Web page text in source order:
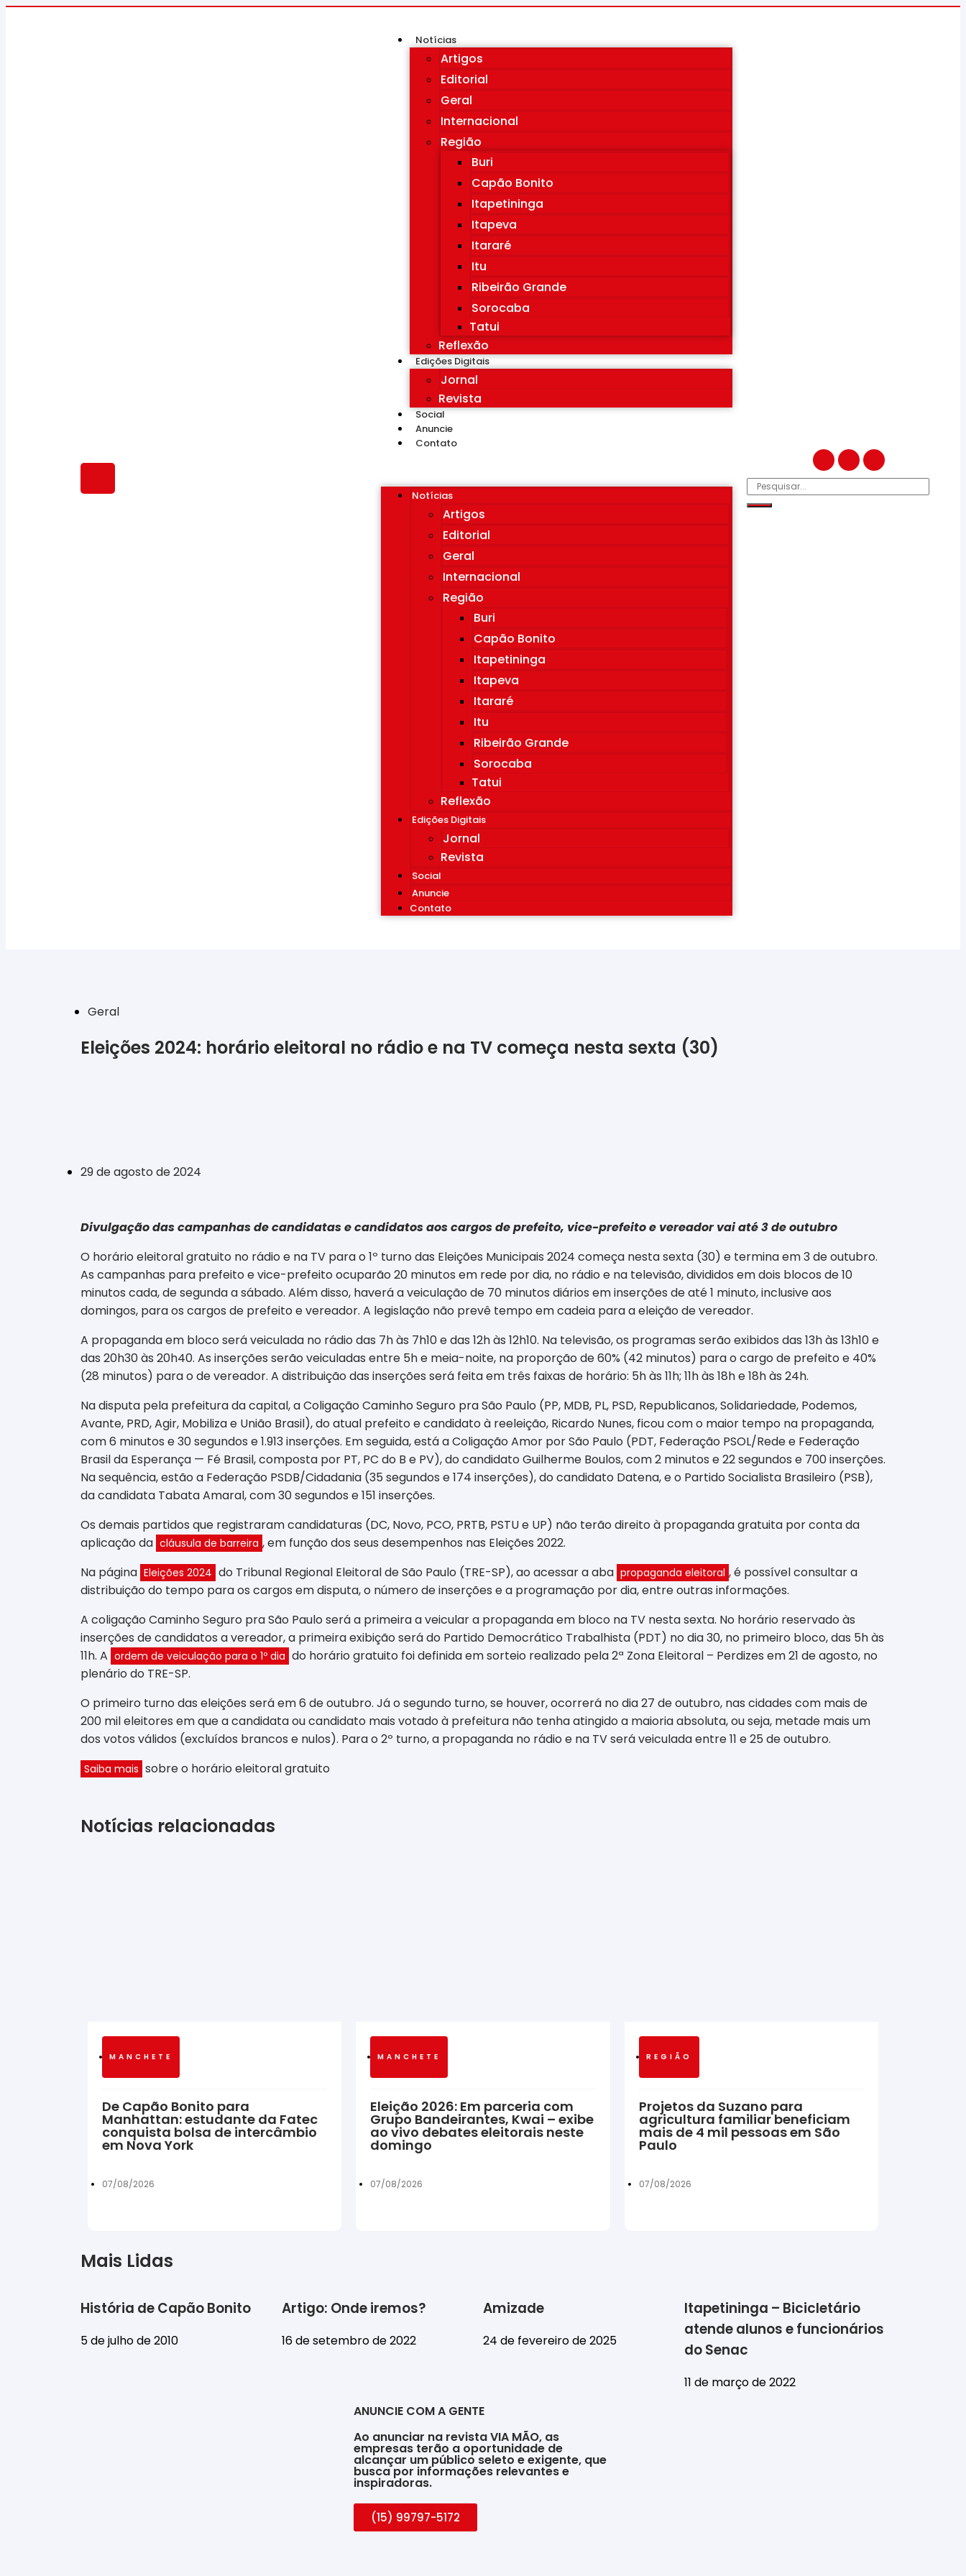
Notícias
Artigos
Editorial
Geral
Internacional
Região
Buri
Capão Bonito
Itapetininga
Itapeva
Itararé
Itu
Ribeirão Grande
Sorocaba
Tatui
Reflexão
Edições Digitais
Jornal
Revista
Social
Anuncie
Contato
Notícias
Artigos
Editorial
Geral
Internacional
Região
Buri
Capão Bonito
Itapetininga
Itapeva
Itararé
Itu
Ribeirão Grande
Sorocaba
Tatui
Reflexão
Edições Digitais
Jornal
Revista
Social
Anuncie
Contato
Geral
Eleições 2024: horário eleitoral no rádio e na TV começa nesta sexta (30)
29 de agosto de 2024
Divulgação das campanhas de candidatas e candidatos aos cargos de prefeito, vice-prefeito e vereador vai até 3 de outubro
O horário eleitoral gratuito no rádio e na TV para o 1º turno das Eleições Municipais 2024 começa nesta sexta (30) e termina em 3 de outubro.
As campanhas para prefeito e vice-prefeito ocuparão 20 minutos em rede por dia, no rádio e na televisão, divididos em dois blocos de 10
minutos cada, de segunda a sábado. Além disso, haverá a veiculação de 70 minutos diários em inserções de até 1 minuto, inclusive aos
domingos, para os cargos de prefeito e vereador. A legislação não prevê tempo em cadeia para a eleição de vereador.
A propaganda em bloco será veiculada no rádio das 7h às 7h10 e das 12h às 12h10. Na televisão, os programas serão exibidos das 13h às 13h10 e
das 20h30 às 20h40. As inserções serão veiculadas entre 5h e meia-noite, na proporção de 60% (42 minutos) para o cargo de prefeito e 40%
(28 minutos) para o de vereador. A distribuição das inserções será feita em três faixas de horário: 5h às 11h; 11h às 18h e 18h às 24h.
Na disputa pela prefeitura da capital, a Coligação Caminho Seguro pra São Paulo (PP, MDB, PL, PSD, Republicanos, Solidariedade, Podemos,
Avante, PRD, Agir, Mobiliza e União Brasil), do atual prefeito e candidato à reeleição, Ricardo Nunes, ficou com o maior tempo na propaganda,
com 6 minutos e 30 segundos e 1.913 inserções. Em seguida, está a Coligação Amor por São Paulo (PDT, Federação PSOL/Rede e Federação
Brasil da Esperança — Fé Brasil, composta por PT, PC do B e PV), do candidato Guilherme Boulos, com 2 minutos e 22 segundos e 700 inserções.
Na sequência, estão a Federação PSDB/Cidadania (35 segundos e 174 inserções), do candidato Datena, e o Partido Socialista Brasileiro (PSB),
da candidata Tabata Amaral, com 30 segundos e 151 inserções.
Os demais partidos que registraram candidaturas (DC, Novo, PCO, PRTB, PSTU e UP) não terão direito à propaganda gratuita por conta da
aplicação da cláusula de barreira , em função dos seus desempenhos nas Eleições 2022.
Na página Eleições 2024 do Tribunal Regional Eleitoral de São Paulo (TRE-SP), ao acessar a aba propaganda eleitoral , é possível consultar a
distribuição do tempo para os cargos em disputa, o número de inserções e a programação por dia, entre outras informações.
A coligação Caminho Seguro pra São Paulo será a primeira a veicular a propaganda em bloco na TV nesta sexta. No horário reservado às
inserções de candidatos a vereador, a primeira exibição será do Partido Democrático Trabalhista (PDT) no dia 30, no primeiro bloco, das 5h às
11h. A ordem de veiculação para o 1º dia do horário gratuito foi definida em sorteio realizado pela 2ª Zona Eleitoral – Perdizes em 21 de agosto, no
plenário do TRE-SP.
O primeiro turno das eleições será em 6 de outubro. Já o segundo turno, se houver, ocorrerá no dia 27 de outubro, nas cidades com mais de
200 mil eleitores em que a candidata ou candidato mais votado à prefeitura não tenha atingido a maioria absoluta, ou seja, metade mais um
dos votos válidos (excluídos brancos e nulos). Para o 2º turno, a propaganda no rádio e na TV será veiculada entre 11 e 25 de outubro.
Saiba mais sobre o horário eleitoral gratuito
Notícias relacionadas
MANCHETE
De Capão Bonito para
Manhattan: estudante da Fatec
conquista bolsa de intercâmbio
em Nova York
07/08/2026
MANCHETE
Eleição 2026: Em parceria com
Grupo Bandeirantes, Kwai – exibe
ao vivo debates eleitorais neste
domingo
07/08/2026
REGIÃO
Projetos da Suzano para
agricultura familiar beneficiam
mais de 4 mil pessoas em São
Paulo
07/08/2026
Mais Lidas
História de Capão Bonito
5 de julho de 2010
Artigo: Onde iremos?
16 de setembro de 2022
Amizade
24 de fevereiro de 2025
Itapetininga – Bicicletário
atende alunos e funcionários
do Senac
11 de março de 2022
ANUNCIE COM A GENTE
Ao anunciar na revista VIA MÃO, as
empresas terão a oportunidade de
alcançar um público seleto e exigente, que
busca por informações relevantes e
inspiradoras.
(15) 99797-5172